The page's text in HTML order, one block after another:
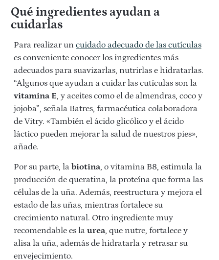
Qué ingredientes ayudan a
cuidarlas
Para realizar un cuidado adecuado de las cutículas
es conveniente conocer los ingredientes más
adecuados para suavizarlas, nutrirlas e hidratarlas.
“Algunos que ayudan a cuidar las cutículas son la
vitamina E, y aceites como el de almendras, coco y
jojoba”, señala Batres, farmacéutica colaboradora
de Vitry. «También el ácido glicólico y el ácido
láctico pueden mejorar la salud de nuestros pies»,
añade.
Por su parte, la biotina, o vitamina B8, estimula la
producción de queratina, la proteína que forma las
células de la uña. Además, reestructura y mejora el
estado de las uñas, mientras fortalece su
crecimiento natural. Otro ingrediente muy
recomendable es la urea, que nutre, fortalece y
alisa la uña, además de hidratarla y retrasar su
envejecimiento.